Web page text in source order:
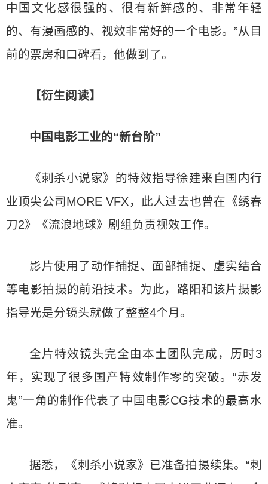
中国文化感很强的、很有新鲜感的、非常年轻
的、有漫画感的、视效非常好的一个电影。”从目
前的票房和口碑看，他做到了。
【衍生阅读】
中国电影工业的“新台阶”
《刺杀小说家》的特效指导徐建来自国内行
业顶尖公司MORE VFX，此人过去也曾在《绣春
刀2》《流浪地球》剧组负责视效工作。
影片使用了动作捕捉、面部捕捉、虚实结合
等电影拍摄的前沿技术。为此，路阳和该片摄影
指导光是分镜头就做了整整4个月。
全片特效镜头完全由本土团队完成，历时3
年，实现了很多国产特效制作零的突破。“赤发
鬼”一角的制作代表了中国电影CG技术的最高水
准。
据悉，《刺杀小说家》已准备拍摄续集。“刺